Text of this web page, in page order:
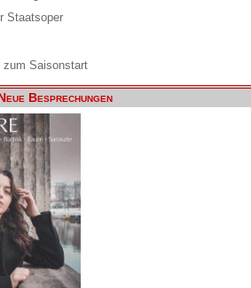
Staatsoper
zum Saisonstart
Neue Besprechungen